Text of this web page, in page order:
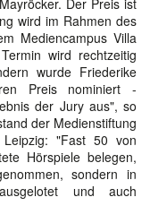
wird im Rahmen des
Mediencampus Villa
wird rechtzeitig
wurde Friederike
Preis nominiert -
der Jury aus", so
der Medienstiftung
"Fast 50 von
Hörspiele belegen,
sondern in
und auch